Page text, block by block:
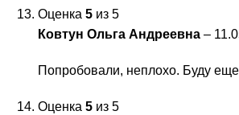
Оценка 5 из 5
Ковтун Ольга Андреевна –
Попробовали, неплохо. Буду еще
Оценка 5 из 5